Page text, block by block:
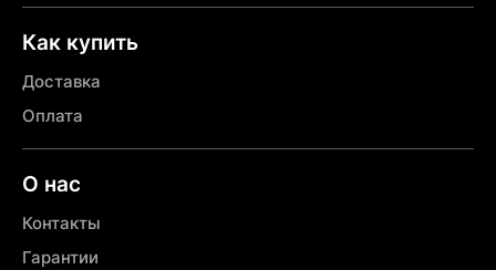
Как купить
Доставка
Оплата
О нас
Контакты
Гарантии